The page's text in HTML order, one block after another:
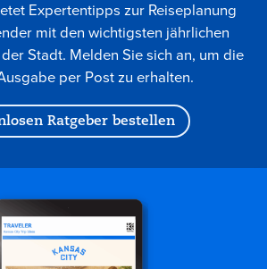
Expertentipps zur Reiseplanung
mit den wichtigsten jährlichen
Stadt. Melden Sie sich an, um die
per Post zu erhalten.
Ratgeber bestellen